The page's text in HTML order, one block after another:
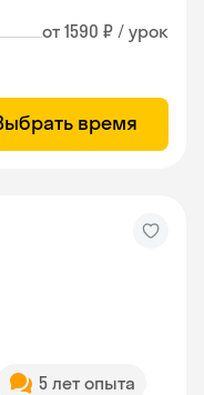
от 1590 ₽ / урок
время
5 лет опыта